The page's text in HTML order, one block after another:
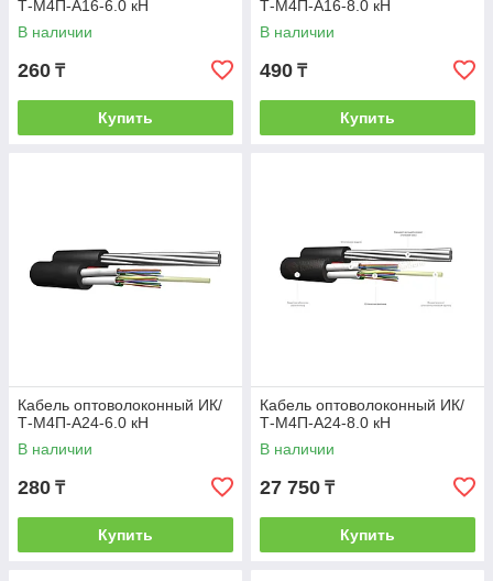
Т-М4П-А16-6.0 кН
В наличии
260 ₸
Купить
Т-М4П-А16-8.0 кН
В наличии
490 ₸
Купить
Кабель оптоволоконный ИК/
Т-М4П-А24-6.0 кН
В наличии
280 ₸
Купить
Кабель оптоволоконный ИК/
Т-М4П-А24-8.0 кН
В наличии
27 750 ₸
Купить